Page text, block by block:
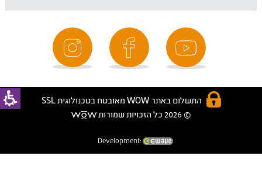
התשלום באתר WOW מאובטח בטכנולוגית SSL
© 2026 כל הזכויות שמורות
Development: